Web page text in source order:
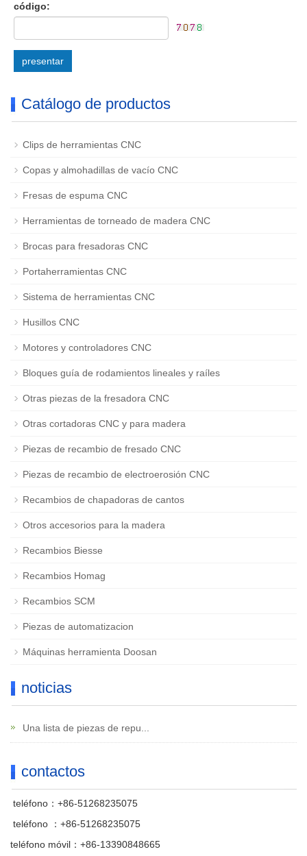
código:
presentar
Catálogo de productos
Clips de herramientas CNC
Copas y almohadillas de vacío CNC
Fresas de espuma CNC
Herramientas de torneado de madera CNC
Brocas para fresadoras CNC
Portaherramientas CNC
Sistema de herramientas CNC
Husillos CNC
Motores y controladores CNC
Bloques guía de rodamientos lineales y raíles
Otras piezas de la fresadora CNC
Otras cortadoras CNC y para madera
Piezas de recambio de fresado CNC
Piezas de recambio de electroerosión CNC
Recambios de chapadoras de cantos
Otros accesorios para la madera
Recambios Biesse
Recambios Homag
Recambios SCM
Piezas de automatizacion
Máquinas herramienta Doosan
noticias
Una lista de piezas de repu...
contactos
teléfono：+86-51268235075
teléfono ：+86-51268235075
teléfono móvil：+86-13390848665